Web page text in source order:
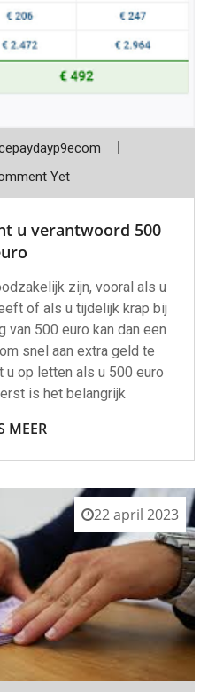
Yet
u verantwoord 500
zijn, vooral als u
of als u tijdelijk krap bij
van 500 euro kan dan een
snel aan extra geld te
u op letten als u 500 euro
is het belangrijk
MEER
22 april 2023